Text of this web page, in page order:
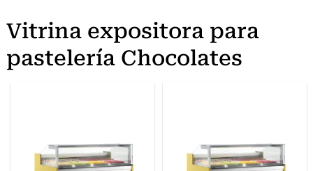
Vitrina expositora para
pastelería Chocolates